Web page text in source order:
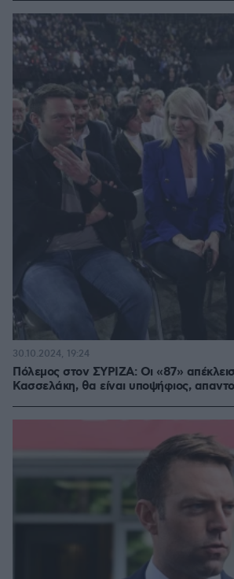
Πόλεμος στον ΣΥΡΙΖΑ: Οι «87»
Κασσελάκη, θα είναι υποψήφιος,
30.10.2024, 19:24